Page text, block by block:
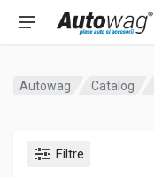
Autowag Catalog
Filtre